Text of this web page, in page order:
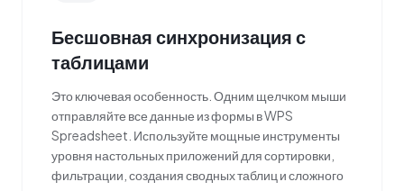
Бесшовная синхронизация с
таблицами
Это ключевая особенность. Одним щелчком мыши
отправляйте все данные из формы в WPS
Spreadsheet. Используйте мощные инструменты
уровня настольных приложений для сортировки,
фильтрации, создания сводных таблиц и сложного